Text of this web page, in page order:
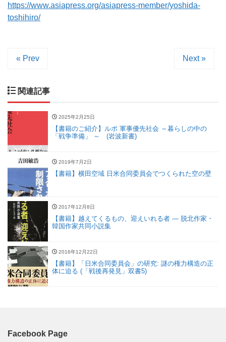
https://www.asiapress.org/asiapress-member/yoshida-
toshihiro/
« Prev Next »
関連記事
2025年2月25日
【書籍のご紹介】ルポ 軍事優先社会 ～暮らしの中の
「戦争準備」 ～ (岩波新書)
2019年7月2日
【書籍】横田空域 日米合同委員会でつくられた空の壁
2017年12月8日
【書籍】越えてくるもの、迎えいれる者 ― 脱北作家・
韓国作家共同小説集
2016年12月22日
【書籍】「日米合同委員会」の研究: 謎の権力構造の正
体に迫る (「戦後再発見」双書5)
Facebook Page